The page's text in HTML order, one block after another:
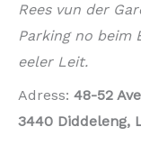
Rees vun der
Parking no beim
eeler Leit.
Adress: 48-52
3440 Diddeleng,